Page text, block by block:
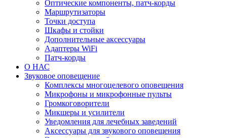
Оптические компоненты, патч-корды
Маршрутизаторы
Точки доступа
Шкафы и стойки
Дополнительные аксессуары
Адаптеры WiFi
Патч-корды
О НАС
Звуковое оповещение
Комплексы многоцелевого оповещения
Микрофоны и микрофонные пульты
Громкоговорители
Микшеры и усилители
Уведомления для лечебных заведений
Аксессуары для звукового оповещения